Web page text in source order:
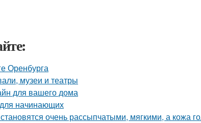
Оренбурга
музеи и театры
для вашего дома
начинающих
очень рассыпчатыми, мягкими, а кожа